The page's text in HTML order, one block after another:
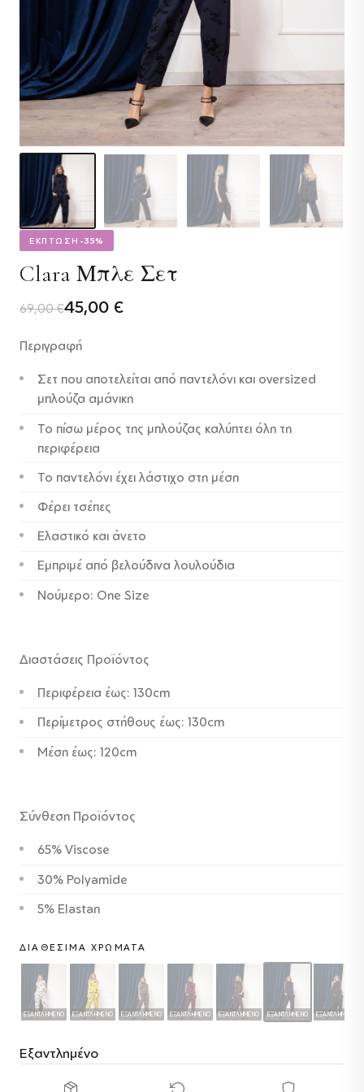
ΕΚΠΤΩΣΗ -35%
Clara Μπλε Σετ
69,00€
Original
was:
69,00 €.
45,00 €
Η
τιμή
είναι:
45,00 €.
Περιγραφή
Σετ που αποτελείται από παντελόνι και oversized
μπλούζα αμάνικη
Το πίσω μέρος της μπλούζας καλύπτει όλη τη
περιφέρεια
Το παντελόνι έχει λάστιχο στη μέση
Φέρει τσέπες
Ελαστικό και άνετο
Εμπριμέ από βελούδινα λουλούδια
Νούμερο: One Size
Διαστάσεις Προϊόντος
Περιφέρεια έως: 130cm
Περίμετρος στήθους έως: 130cm
Μέση έως: 120cm
Σύνθεση Προϊόντος
65% Viscose
30% Polyamide
5% Elastan
ΔΙΑΘΈΣΙΜΑ ΧΡΏΜΑΤΑ
ΕΞΑΝΤΛΗΜΈΝΟ ΕΞΑΝΤΛΗΜΈΝΟ ΕΞΑΝΤΛΗΜΈΝΟ ΕΞΑΝΤΛΗΜΈΝΟ ΕΞΑΝΤΛΗΜΈΝΟ ΕΞΑΝΤΛΗΜΈΝΟ ΕΞΑΝΤΛΗΜΈΝΟ
Εξαντλημένο